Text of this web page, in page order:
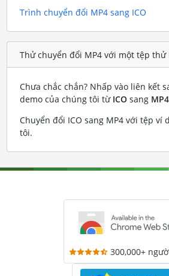
Trình chuyển đổi MP4 sang ICO
Thử chuyển đổi MP4 với một tệp thử
Chưa chắc chắn? Nhấp vào liên kết
demo của chúng tôi từ ICOsang MP4
Chuyển đổi ICO sang MP4 với tệp ví
tôi.
300,000+